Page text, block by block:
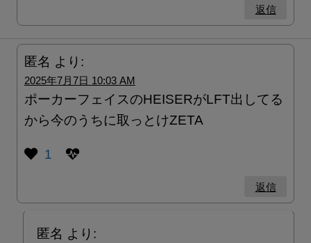
返信
匿名 より:
2025年7月7日 10:03 AM
ポーカーフェイスのHEISERがLFT出してる
から今のうちに取っとけZETA
1
返信
匿名 より: